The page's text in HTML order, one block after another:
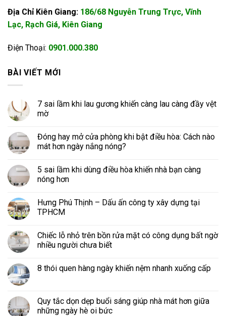
Địa Chỉ Kiên Giang: 186/68 Nguyễn Trung Trực, Vĩnh
Lạc, Rạch Giá, Kiên Giang
Điện Thoại: 0901.000.380
BÀI VIẾT MỚI
7 sai lầm khi lau gương khiến càng lau càng đầy vệt
mờ
Đóng hay mở cửa phòng khi bật điều hòa: Cách nào
mát hơn ngày nắng nóng?
5 sai lầm khi dùng điều hòa khiến nhà bạn càng
nóng hơn
Hưng Phú Thịnh – Dấu ấn công ty xây dựng tại
TPHCM
Chiếc lỗ nhỏ trên bồn rửa mặt có công dụng bất ngờ
nhiều người chưa biết
8 thói quen hàng ngày khiến nệm nhanh xuống cấp
Quy tắc dọn dẹp buổi sáng giúp nhà mát hơn giữa
những ngày hè oi bức